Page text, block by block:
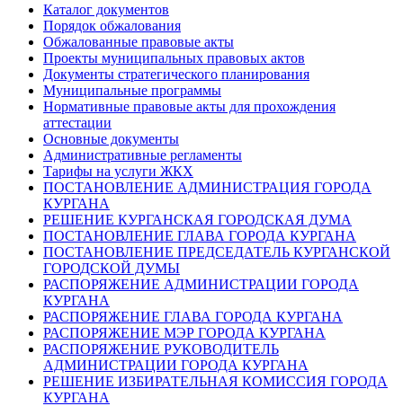
Каталог документов
Порядок обжалования
Обжалованные правовые акты
Проекты муниципальных правовых актов
Документы стратегического планирования
Муниципальные программы
Нормативные правовые акты для прохождения
аттестации
Основные документы
Административные регламенты
Тарифы на услуги ЖКХ
ПОСТАНОВЛЕНИЕ АДМИНИСТРАЦИЯ ГОРОДА
КУРГАНА
РЕШЕНИЕ КУРГАНСКАЯ ГОРОДСКАЯ ДУМА
ПОСТАНОВЛЕНИЕ ГЛАВА ГОРОДА КУРГАНА
ПОСТАНОВЛЕНИЕ ПРЕДСЕДАТЕЛЬ КУРГАНСКОЙ
ГОРОДСКОЙ ДУМЫ
РАСПОРЯЖЕНИЕ АДМИНИСТРАЦИИ ГОРОДА
КУРГАНА
РАСПОРЯЖЕНИЕ ГЛАВА ГОРОДА КУРГАНА
РАСПОРЯЖЕНИЕ МЭР ГОРОДА КУРГАНА
РАСПОРЯЖЕНИЕ РУКОВОДИТЕЛЬ
АДМИНИСТРАЦИИ ГОРОДА КУРГАНА
РЕШЕНИЕ ИЗБИРАТЕЛЬНАЯ КОМИССИЯ ГОРОДА
КУРГАНА